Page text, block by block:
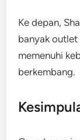
Ke depan,
banyak
memenuhi
berkembang.